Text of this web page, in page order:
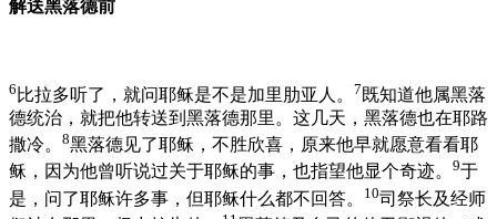
解送黑落德前
6 比拉多听了，就问耶稣是不是加里肋亚人。 7 既知道他属黑落
德统治，就把他转送到黑落德那里。这几天，黑落德也在耶路
撒冷。 8黑落德见了耶稣，不胜欣喜，原来他早就愿意看看耶
稣，因为他曾听说过关于耶稣的事，也指望他显个奇迹。 9于
是，问了耶稣许多事，但耶稣什么都不回答。
10司祭长及经师